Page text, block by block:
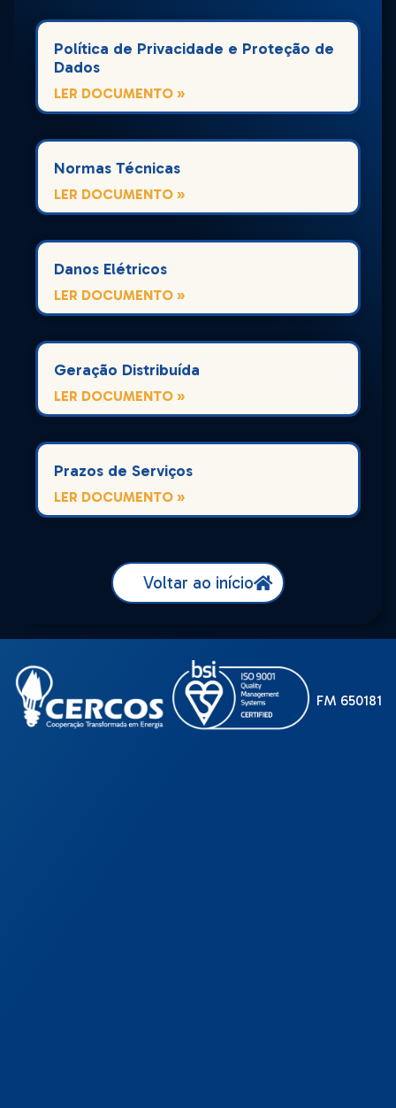
Política de Privacidade e Proteção de
Dados
LER DOCUMENTO »
Normas Técnicas
LER DOCUMENTO »
Danos Elétricos
LER DOCUMENTO »
Geração Distribuída
LER DOCUMENTO »
Prazos de Serviços
LER DOCUMENTO »
Voltar ao início
FM 650181